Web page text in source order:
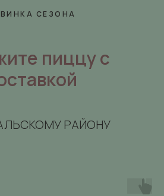
СЕЗОНА
пиццу с
РАЙОНУ